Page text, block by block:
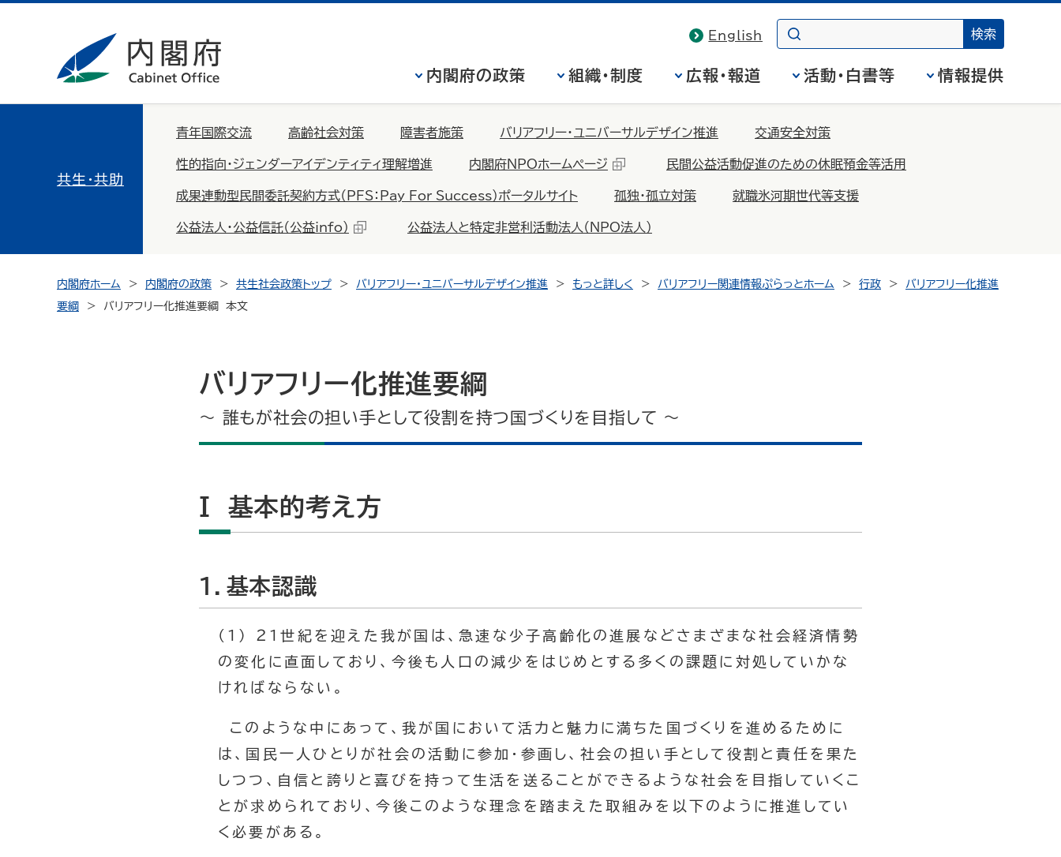
English
内閣府の政策 組織・制度 広報・報道 活動・白書等 情報提供
共生・共助
青年国際交流 高齢社会対策 障害者施策 バリアフリー・ユニバーサルデザイン推進 交通安全対策
性的指向・ジェンダーアイデンティティ理解増進 内閣府NPOホームページ 民間公益活動促進のための休眠預金等活用
成果連動型民間委託契約方式（PFS：Pay For Success）ポータルサイト 孤独・孤立対策 就職氷河期世代等支援
公益法人・公益信託（公益info） 公益法人と特定非営利活動法人（NPO法人）
内閣府ホーム 内閣府の政策 共生社会政策トップ バリアフリー・ユニバーサルデザイン推進 もっと詳しく バリアフリー関連情報ぷらっとホーム 行政
バリアフリー化推進
要綱
バリアフリー化推進要綱 本文
バリアフリー化推進要綱
～ 誰もが社会の担い手として役割を持つ国づくりを目指して ～
I 基本的考え方
１．基本認識
(1) ２１世紀を迎えた我が国は、急速な少子高齢化の進展などさまざまな社会経済情勢
の変化に直面しており、今後も人口の減少をはじめとする多くの課題に対処していかな
ければならない。
このような中にあって、我が国において活力と魅力に満ちた国づくりを進めるために
は、国民一人ひとりが社会の活動に参加・参画し、社会の担い手として役割と責任を果た
しつつ、自信と誇りと喜びを持って生活を送ることができるような社会を目指していくこ
とが求められており、今後このような理念を踏まえた取組みを以下のように推進してい
く必要がある。